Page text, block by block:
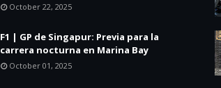
October 22, 2025
F1 | GP de Singapur: Previa para la
carrera nocturna en Marina Bay
October 01, 2025